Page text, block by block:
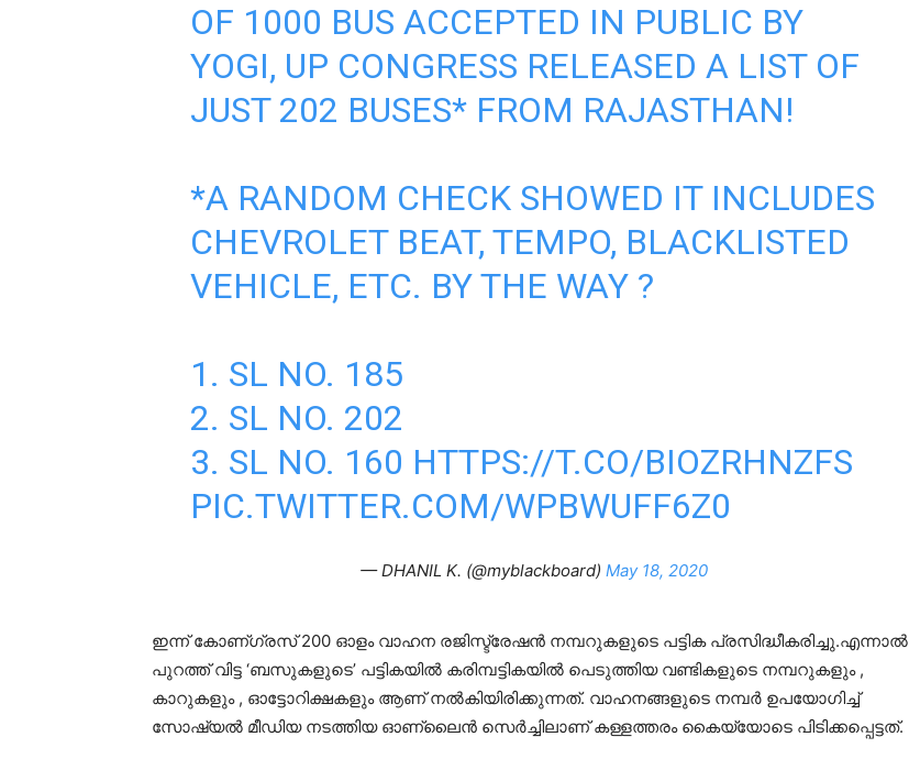
OF 1000 BUS ACCEPTED IN PUBLIC BY
YOGI, UP CONGRESS RELEASED A LIST OF
JUST 202 BUSES* FROM RAJASTHAN!
*A RANDOM CHECK SHOWED IT INCLUDES
CHEVROLET BEAT, TEMPO, BLACKLISTED
VEHICLE, ETC. BY THE WAY ?
1. SL NO. 185
2. SL NO. 202
3. SL NO. 160 HTTPS://T.CO/BIOZRHNZFS
PIC.TWITTER.COM/WPBWUFF6Z0
— DHANIL K. (@myblackboard) May 18, 2020
ഇന്ന് കോണ്ഗ്രസ് 200 ഓളം വാഹന രജിസ്ട്രേഷൻ നമ്പറുകളുടെ പട്ടിക പ്രസിദ്ധീകരിച്ചു.എന്നാൽ
പുറത്ത് വിട്ട ‘ബസുകളുടെ’ പട്ടികയിൽ കരിമ്പട്ടികയിൽ പെടുത്തിയ വണ്ടികളുടെ നമ്പറുകളും ,
കാറുകളും , ഓട്ടോറിക്ഷകളും ആണ് നൽകിയിരിക്കുന്നത്. വാഹനങ്ങളുടെ നമ്പർ ഉപയോഗിച്ച്
സോഷ്യൽ മീഡിയ നടത്തിയ ഓണ്ലൈൻ സെർച്ചിലാണ് കള്ളത്തരം കൈയ്യോടെ പിടിക്കപ്പെട്ടത്.